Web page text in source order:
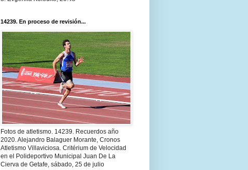
14239. En proceso de revisión...
Fotos de atletismo. 14239. Recuerdos año
2020. Alejandro Balaguer Morante, Cronos
Atletismo Villaviciosa. Critérium de Velocidad
en el Polideportivo Municipal Juan De La
Cierva de Getafe, sábado, 25 de julio